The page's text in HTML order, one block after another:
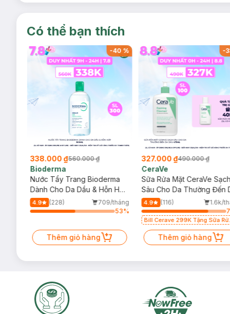
Có thể bạn thích
-40 %
338.000 ₫560.000 ₫
Bioderma
Nước Tẩy Trang Bioderma
Dành Cho Da Dầu & Hỗn Hợp
500ml
4.9 (228)
709/tháng
53%
Thêm giỏ hàng
-
327.000 ₫490.000 ₫
CeraVe
Sữa Rửa Mặt CeraVe
Sâu Cho Da Thường Đến
Dầu 473ml
4.9 (116)
1.6k/
Bill Cerave 299K Tặng Sữa
Thêm giỏ hàng